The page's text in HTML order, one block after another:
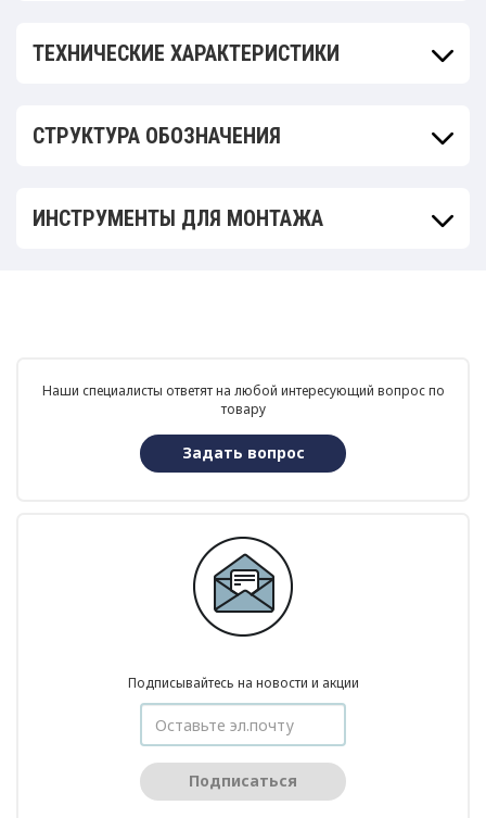
ТЕХНИЧЕСКИЕ ХАРАКТЕРИСТИКИ
СТРУКТУРА ОБОЗНАЧЕНИЯ
ИНСТРУМЕНТЫ ДЛЯ МОНТАЖА
Наши специалисты ответят на любой интересующий вопрос по
товару
Задать вопрос
Подписывайтесь на новости и акции
Подписаться